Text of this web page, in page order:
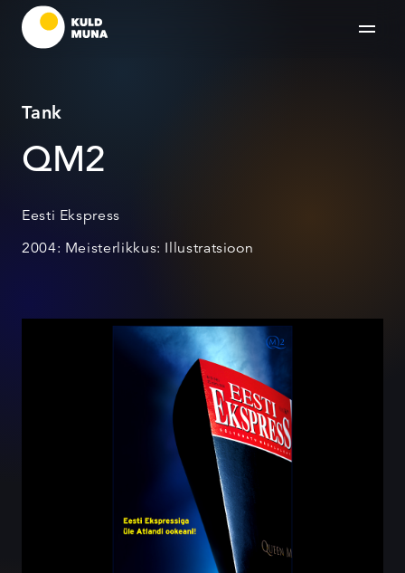
Tank
QM2
Eesti Ekspress
2004: Meisterlikkus: Illustratsioon